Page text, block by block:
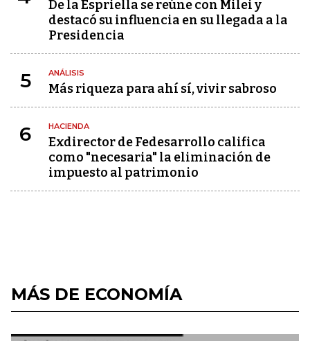
De la Espriella se reúne con Milei y
destacó su influencia en su llegada a la
Presidencia
5 ANÁLISIS
Más riqueza para ahí sí, vivir sabroso
6 HACIENDA
Exdirector de Fedesarrollo califica
como "necesaria" la eliminación de
impuesto al patrimonio
MÁS DE ECONOMÍA